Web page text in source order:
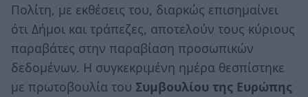
Πολίτη, με εκθέσεις του, διαρκώς επισημαίνει
ότι Δήμοι και τράπεζες, αποτελούν τους κύριους
παραβάτες στην παραβίαση προσωπικών
δεδομένων. Η συγκεκριμένη ημέρα θεσπίστηκε
με πρωτοβουλία του Συμβουλίου της Ευρώπης